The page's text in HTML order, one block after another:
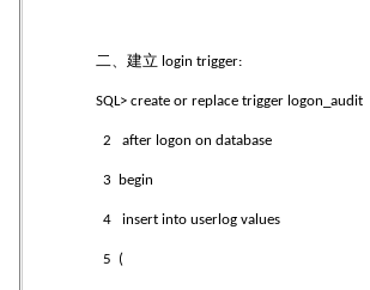
二、建立 login trigger:
SQL> create or replace trigger logon_audit
2 after logon on database
3 begin
4 insert into userlog values
5 (